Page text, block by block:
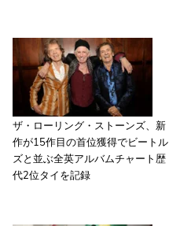
ザ・ローリング・ストーンズ、新
作が15作目の首位獲得でビートル
ズと並ぶ全英アルバムチャート歴
代2位タイを記録